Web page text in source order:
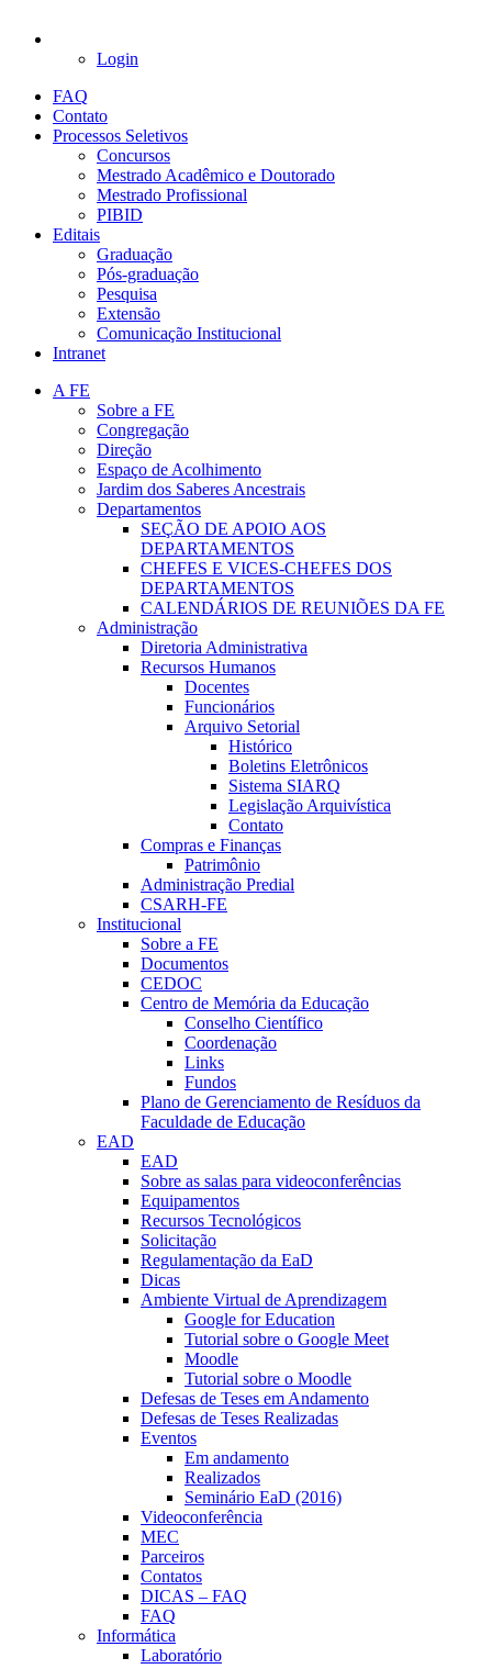
Login
FAQ
Contato
Processos Seletivos
Concursos
Mestrado Acadêmico e Doutorado
Mestrado Profissional
PIBID
Editais
Graduação
Pós-graduação
Pesquisa
Extensão
Comunicação Institucional
Intranet
A FE
Sobre a FE
Congregação
Direção
Espaço de Acolhimento
Jardim dos Saberes Ancestrais
Departamentos
SEÇÃO DE APOIO AOS
DEPARTAMENTOS
CHEFES E VICES-CHEFES DOS
DEPARTAMENTOS
CALENDÁRIOS DE REUNIÕES DA FE
Administração
Diretoria Administrativa
Recursos Humanos
Docentes
Funcionários
Arquivo Setorial
Histórico
Boletins Eletrônicos
Sistema SIARQ
Legislação Arquivística
Contato
Compras e Finanças
Patrimônio
Administração Predial
CSARH-FE
Institucional
Sobre a FE
Documentos
CEDOC
Centro de Memória da Educação
Conselho Científico
Coordenação
Links
Fundos
Plano de Gerenciamento de Resíduos da
Faculdade de Educação
EAD
EAD
Sobre as salas para videoconferências
Equipamentos
Recursos Tecnológicos
Solicitação
Regulamentação da EaD
Dicas
Ambiente Virtual de Aprendizagem
Google for Education
Tutorial sobre o Google Meet
Moodle
Tutorial sobre o Moodle
Defesas de Teses em Andamento
Defesas de Teses Realizadas
Eventos
Em andamento
Realizados
Seminário EaD (2016)
Videoconferência
MEC
Parceiros
Contatos
DICAS – FAQ
FAQ
Informática
Laboratório